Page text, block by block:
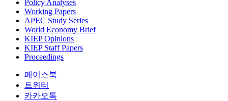
Policy Analyses
Working Papers
APEC Study Series
World Economy Brief
KIEP Opinions
KIEP Staff Papers
Proceedings
페이스북
트위터
카카오톡